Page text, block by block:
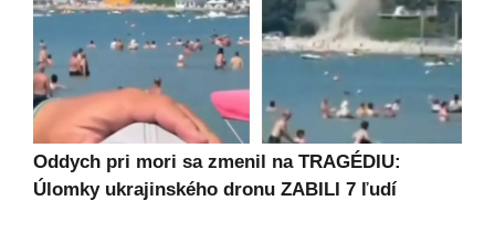
Oddych pri mori sa zmenil na TRAGÉDIU:
Úlomky ukrajinského dronu ZABILI 7 ľudí